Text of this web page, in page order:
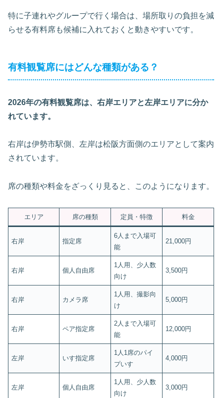
特に子連れやグループで行く場合は、場所取りの負担を減
らせる有料席も候補に入れておくと動きやすいです。
有料観覧席にはどんな種類がある？
2026年の有料観覧席は、右岸エリアと左岸エリアに分か
れています。
右岸は伊勢市駅側、左岸は松阪方面側のエリアとして案内
されています。
席の種類や料金をざっくり見ると、このようになります。
エリア 席の種類 定員・特徴 料金
右岸 指定席
6人まで入場可
能
21,000円
右岸 個人自由席
1人用、少人数
向け
3,500円
右岸 カメラ席
1人用、撮影向
け
5,000円
右岸 ペア指定席
2人まで入場可
能
12,000円
左岸 いす指定席
1人1席のパイ
プいす
4,000円
左岸 個人自由席
1人用、少人数
向け
3,000円